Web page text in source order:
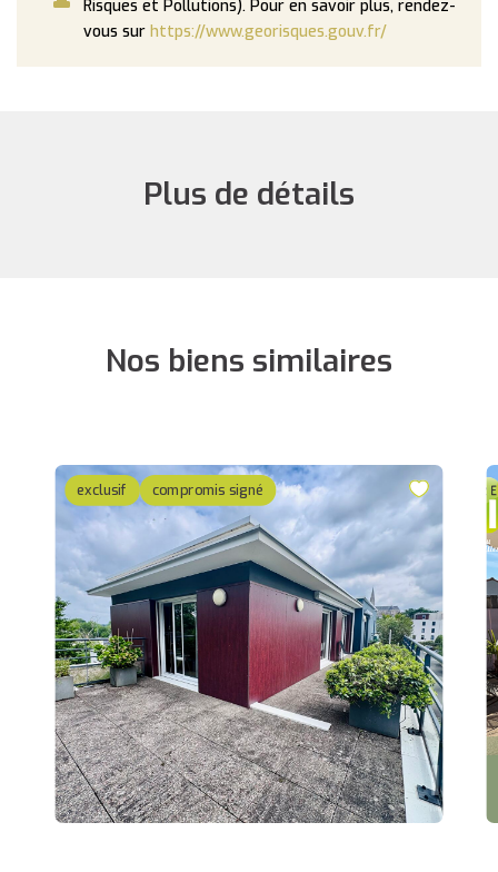
Risques et Pollutions). Pour en savoir plus, rendez-
vous sur https://www.georisques.gouv.fr/
Plus de détails
Nos biens similaires
exclusif compromis signé